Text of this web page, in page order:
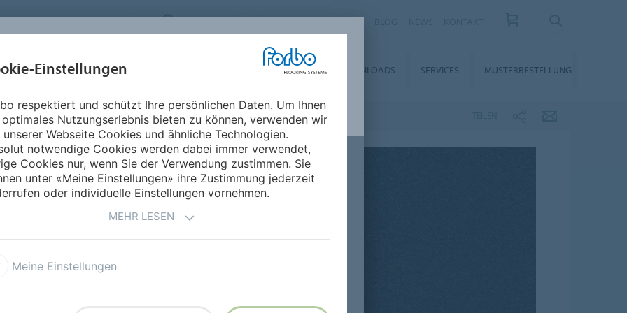
FLOORING SYSTEMS AUSTRIA
EINSATZBEREICHE NACHHALTIGKEIT DOWNLOADS SERVICES MUSTERBESTELLUNG
Bulletin Board
und für alle
Einstellungen
respektiert und schützt Ihre persönlichen Daten. Um Ihnen
Nutzungserlebnis bieten zu können, verwenden wir
unserer Webseite Cookies und ähnliche Technologien.
notwendige Cookies werden dabei immer verwendet,
Cookies nur, wenn Sie der Verwendung zustimmen. Sie
unter «Meine Einstellungen» ihre Zustimmung jederzeit
oder individuelle Einstellungen vornehmen.
MEHR LESEN
Meine Einstellungen